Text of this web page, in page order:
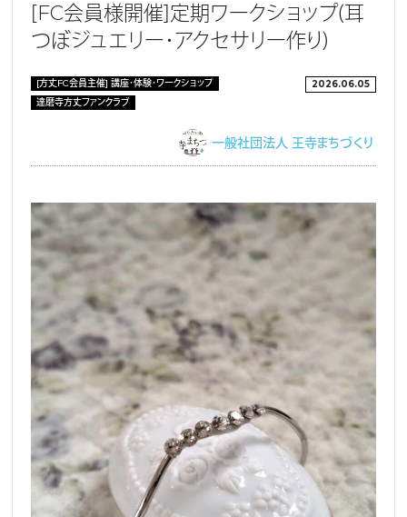
［FC会員様開催］定期ワークショップ（耳
つぼジュエリー・アクセサリー作り）
[方丈FC会員主催] 講座・体験・ワークショップ
達磨寺方丈ファンクラブ
2026.06.05
一般社団法人 王寺まちづくり